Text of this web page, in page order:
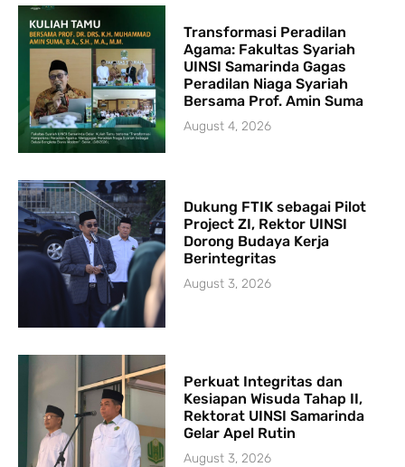
Transformasi Peradilan
Agama: Fakultas Syariah
UINSI Samarinda Gagas
Peradilan Niaga Syariah
Bersama Prof. Amin Suma
August 4, 2026
Dukung FTIK sebagai Pilot
Project ZI, Rektor UINSI
Dorong Budaya Kerja
Berintegritas
August 3, 2026
Perkuat Integritas dan
Kesiapan Wisuda Tahap II,
Rektorat UINSI Samarinda
Gelar Apel Rutin
August 3, 2026